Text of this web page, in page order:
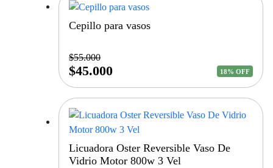
Cepillo para vasos
$55.000
$45.000 18% OFF
Licuadora Oster Reversible Vaso De
Vidrio Motor 800w 3 Vel